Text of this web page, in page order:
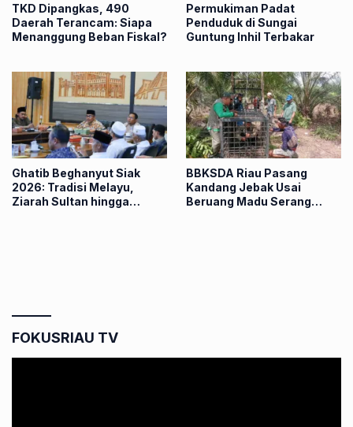
TKD Dipangkas, 490
Daerah Terancam: Siapa
Menanggung Beban Fiskal?
Permukiman Padat
Penduduk di Sungai
Guntung Inhil Terbakar
Ghatib Beghanyut Siak
2026: Tradisi Melayu,
Ziarah Sultan hingga
BBKSDA Riau Pasang
Kandang Jebak Usai
Beruang Madu Serang
FOKUSRIAU TV